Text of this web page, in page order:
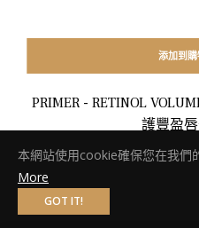
添加到
PRIMER - RETINOL
護豐盈
正
本網站使用cookie確保您在我們
More
GOT IT!